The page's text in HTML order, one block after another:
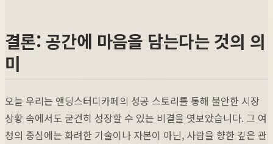
결론: 공간에 마음을 담는다는 것의 의
미
오늘 우리는 앤딩스터디카페의 성공 스토리를 통해 불안한 시장
상황 속에서도 굳건히 성장할 수 있는 비결을 엿보았습니다. 그 여
정의 중심에는 화려한 기술이나 자본이 아닌, 사람을 향한 깊은 관